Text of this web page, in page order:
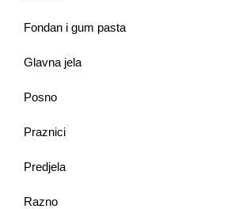
Fondan i gum pasta
Glavna jela
Posno
Praznici
Predjela
Razno